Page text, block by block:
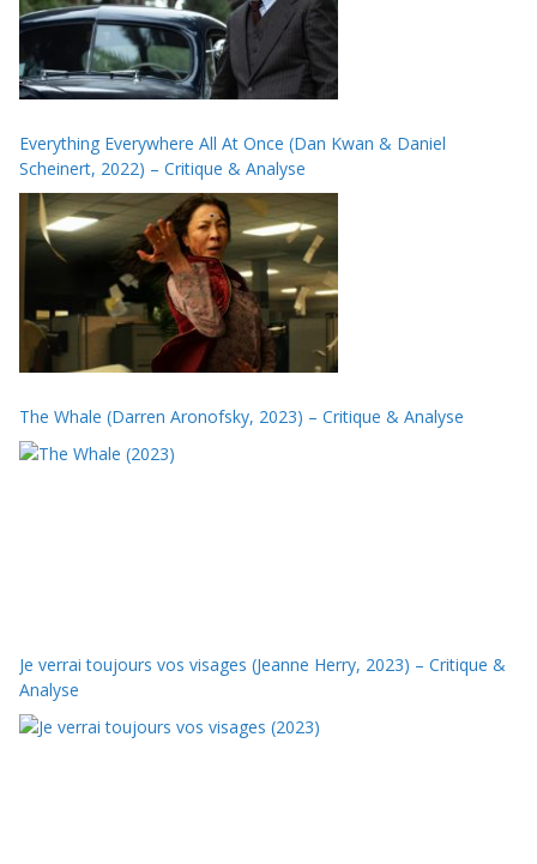
Everything Everywhere All At Once (Dan Kwan & Daniel
Scheinert, 2022) – Critique & Analyse
The Whale (Darren Aronofsky, 2023) – Critique & Analyse
Je verrai toujours vos visages (Jeanne Herry, 2023) – Critique &
Analyse